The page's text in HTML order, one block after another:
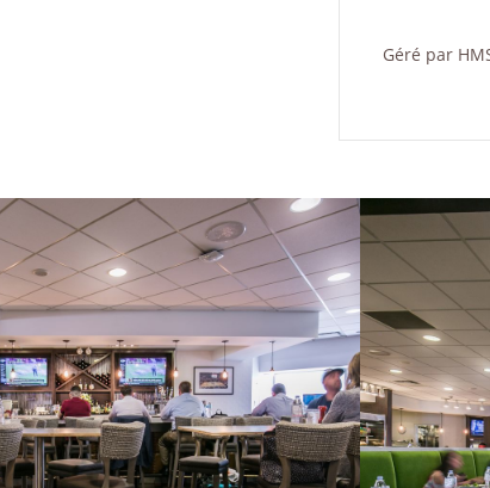
Géré par